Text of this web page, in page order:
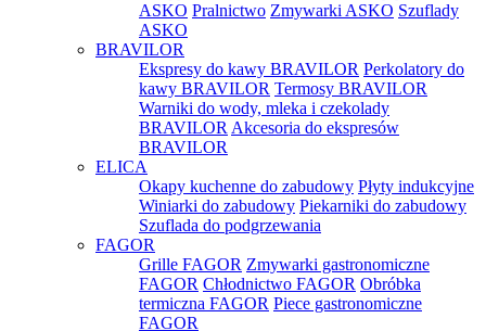
ASKO Pralnictwo Zmywarki ASKO Szuflady
ASKO
BRAVILOR
Ekspresy do kawy BRAVILOR Perkolatory do
kawy BRAVILOR Termosy BRAVILOR
Warniki do wody, mleka i czekolady
BRAVILOR Akcesoria do ekspresów
BRAVILOR
ELICA
Okapy kuchenne do zabudowy Płyty indukcyjne
Winiarki do zabudowy Piekarniki do zabudowy
Szuflada do podgrzewania
FAGOR
Grille FAGOR Zmywarki gastronomiczne
FAGOR Chłodnictwo FAGOR Obróbka
termiczna FAGOR Piece gastronomiczne
FAGOR